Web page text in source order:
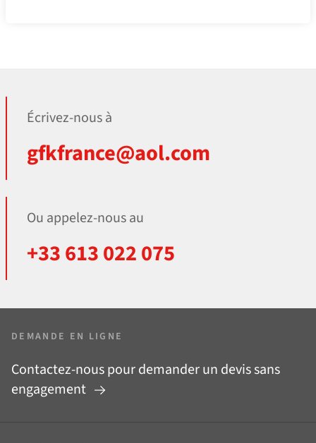
Écrivez-nous à
gfkfrance@aol.com
Ou appelez-nous au
+33 613 022 075
DEMANDE EN LIGNE
Contactez-nous pour demander un devis sans
engagement